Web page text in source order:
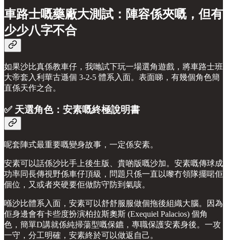
車路士嘅藥廠大測試：陣容係夾嘅，但有
少少八字不合
如果沙比真係教車仔，我哋試下玩一場選角遊戲，將車路士班
大帝套入利華古遜個 3-2-5 體系入面。表面睇，有幾個角色簡
直係天作之合。
✅ 天選角色：安素嘅終極說明書
呢套陣式最重要嘅變身故事，一定係安素。
安素可以話係沙比手上後生版、貴啲版嘅沙加。安素嘅傳球成
功率同長傳視野係車仔頂級，問題只係一直以嚟冇領隊擺啱佢
個位，又或者夾硬要佢做防守防到氣咳。
喺沙比體系入面，安素可以舒舒服服做個拖後組織大腦。因為
佢身邊會有卡些度扮演柏拉斯奧斯 (Exequiel Palacios) 個角
色，簡單D講就係純掃蕩型嘅保鑣，專職保護安素身後。一攻
一守，分工明確，安素終於可以做返自己。